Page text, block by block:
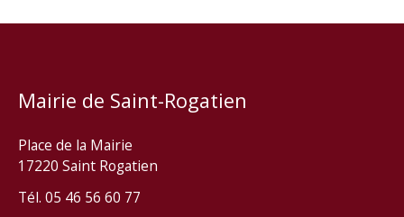
Mairie de Saint-Rogatien
Place de la Mairie
17220 Saint Rogatien
Tél. 05 46 56 60 77